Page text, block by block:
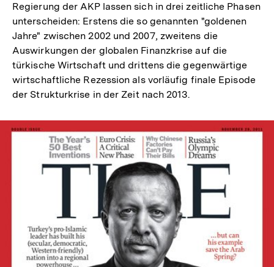
Regierung der AKP lassen sich in drei zeitliche Phasen
unterscheiden: Erstens die so genannten "goldenen
Jahre" zwischen 2002 und 2007, zweitens die
Auswirkungen der globalen Finanzkrise auf die
türkische Wirtschaft und drittens die gegenwärtige
wirtschaftliche Rezession als vorläufig finale Episode
der Strukturkrise in der Zeit nach 2013.